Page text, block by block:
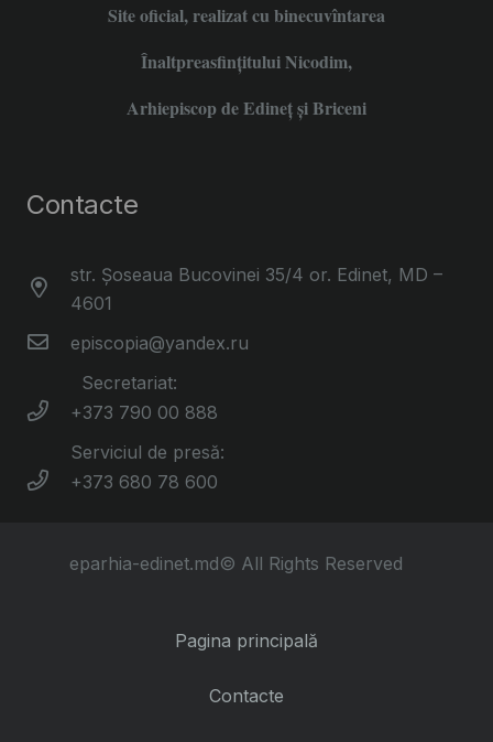
Site oficial, realizat cu binecuvîntarea
Înaltpreasfințitului Nicodim,
Arhiepiscop de Edineţ şi Briceni
Contacte
str. Șoseaua Bucovinei 35/4 or. Edinet, MD –
4601
episcopia@yandex.ru
Secretariat:
+373 790 00 888
Serviciul de presă:
+373 680 78 600
eparhia-edinet.md© All Rights Reserved
Pagina principală
Contacte